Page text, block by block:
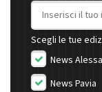
Indirizzo email
Scegli le tue
News
News Pavia